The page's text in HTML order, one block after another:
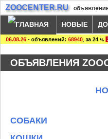
ZOOCENTER.RU
НОВЫЕ
06.08.26 - объявлений: 68940 за 24 ч.
ОБЪЯВЛЕНИЯ
СОБАКИ